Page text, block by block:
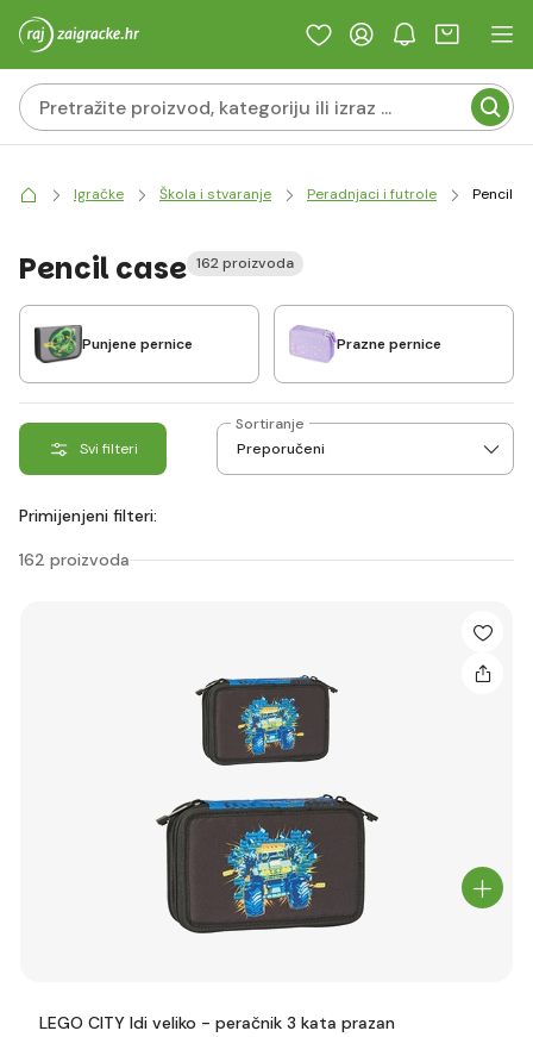
Igračke Škola i stvaranje Peradnjaci i futrole Pencil
Pencil case 162 proizvoda
Punjene pernice Prazne pernice
Svi filteri
Sortiranje
Primijenjeni filteri:
162 proizvoda
LEGO CITY Idi veliko - peračnik 3 kata prazan